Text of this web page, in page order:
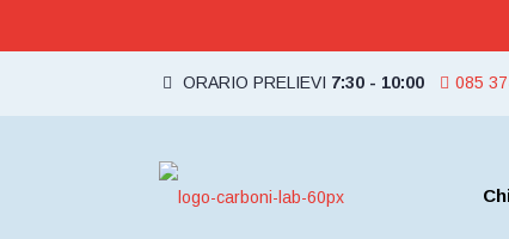
ORARIO PRELIEVI 7:30 - 10:00 085